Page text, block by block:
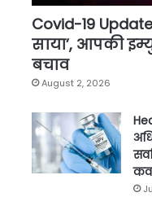
Covid-19
साया’, आपकी
बचाव
August 2, 2026